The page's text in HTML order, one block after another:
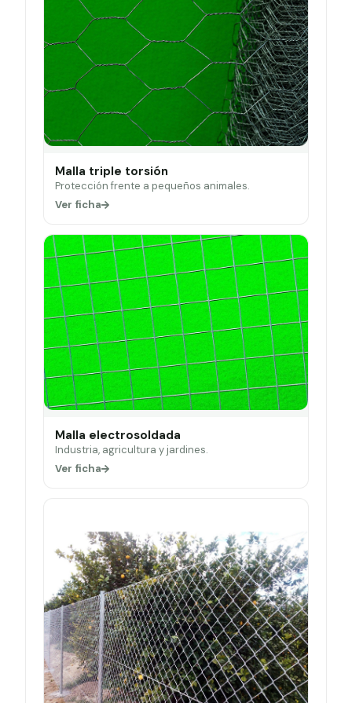
Malla triple torsión
Protección frente a pequeños animales.
Ver ficha
Malla electrosoldada
Industria, agricultura y jardines.
Ver ficha